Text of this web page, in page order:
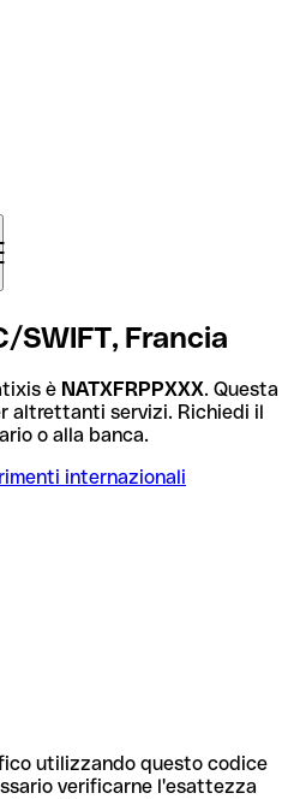
SWIFT, Francia
è NATXFRPPXXX. Questa
altrettanti servizi. Richiedi il
o alla banca.
internazionali
utilizzando questo codice
verificarne l'esattezza